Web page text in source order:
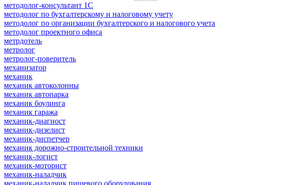
методолог-консультант 1С
методолог по бухгалтерскому и налоговому учету
методолог по организации бухгалтерского и налогового учета
методолог проектного офиса
метрдотель
метролог
метролог-поверитель
механизатор
механик
механик автоколонны
механик автопарка
механик боулинга
механик гаража
механик-диагност
механик-дизелист
механик-диспетчер
механик дорожно-строительной техники
механик-логист
механик-моторист
механик-наладчик
механик-наладчик пищевого оборудования